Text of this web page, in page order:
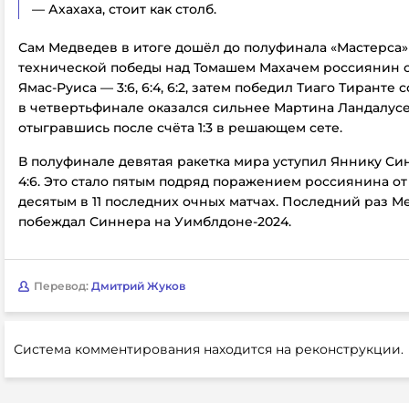
— Ахахаха, стоит как столб.
Сам Медведев в итоге дошёл до полуфинала
технической победы над Томашем Махачем россиянин
Ямас-Руиса — 3:6, 6:4, 6:2, затем победил Тиаго Тиранте
в четвертьфинале оказался сильнее Мартина Ландалусе
отыгравшись после счёта 1:3 в решающем сете.
В полуфинале девятая ракетка мира уступил Яннику
4:6. Это стало пятым подряд поражением россиянина
десятым в 11 последних очных матчах. Последний раз
побеждал Синнера на Уимблдоне-2024.
Перевод: Дмитрий Жуков
Система комментирования находится на реконструкции.